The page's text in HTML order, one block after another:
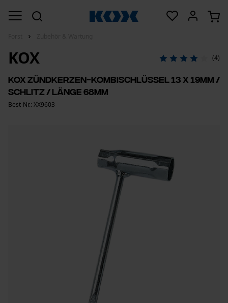
KOX (4)
KOX Zündkerzen-Kombischlüssel 13 x 19mm /
Schlitz / Länge 68mm
Best-Nr.: XX9603